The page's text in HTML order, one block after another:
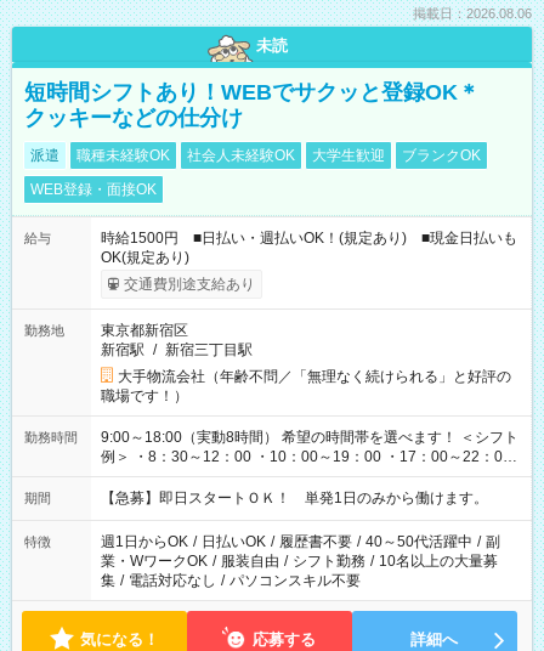
掲載日：2026.08.06
未読
短時間シフトあり！WEBでサクッと登録OK＊
クッキーなどの仕分け
派遣 職種未経験OK 社会人未経験OK 大学生歓迎
ブランクOK
WEB登録・面接OK
給与
時給1500円 ■日払い・週払いOK！(規定あり) ■現金日払いも
OK(規定あり)
交通費別途支給あり
勤務地
東京都新宿区
新宿駅 / 新宿三丁目駅
大手物流会社（年齢不問／「無理なく続けられる」と好評の
職場です！）
勤務時間
9:00～18:00（実動8時間） 希望の時間帯を選べます！ ＜シフト
例＞ ・8：30～12：00 ・10：00～19：00 ・17：00～22：00
・13：00～22：00 ・22：00～翌6：00 など
期間 【急募】即日スタートＯＫ！ 単発1日のみから働けます。
特徴 週1日からOK / 日払いOK / 履歴書不要 / 40～50代活躍中 / 副
業・WワークOK / 服装自由 / シフト勤務 / 10名以上の大量募
集 / 電話対応なし / パソコンスキル不要
気になる！ 応募する 詳細へ